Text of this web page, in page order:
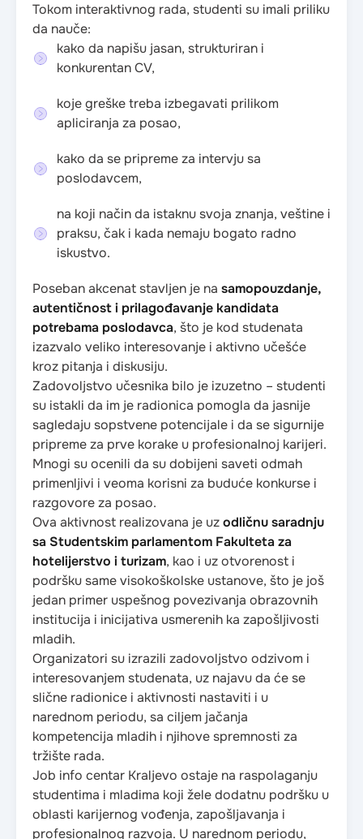
Tokom interaktivnog rada, studenti su imali priliku
da nauče:
kako da napišu jasan, strukturiran i
konkurentan CV,
koje greške treba izbegavati prilikom
apliciranja za posao,
kako da se pripreme za intervju sa
poslodavcem,
na koji način da istaknu svoja znanja, veštine i
praksu, čak i kada nemaju bogato radno
iskustvo.
Poseban akcenat stavljen je na samopouzdanje,
autentičnost i prilagođavanje kandidata
potrebama poslodavca, što je kod studenata
izazvalo veliko interesovanje i aktivno učešće
kroz pitanja i diskusiju.
Zadovoljstvo učesnika bilo je izuzetno – studenti
su istakli da im je radionica pomogla da jasnije
sagledaju sopstvene potencijale i da se sigurnije
pripreme za prve korake u profesionalnoj karijeri.
Mnogi su ocenili da su dobijeni saveti odmah
primenljivi i veoma korisni za buduće konkurse i
razgovore za posao.
Ova aktivnost realizovana je uzodličnu saradnju
sa Studentskim parlamentom Fakulteta za
hotelijerstvo i turizam, kao i uz otvorenost i
podršku same visokoškolske ustanove, što je još
jedan primer uspešnog povezivanja obrazovnih
institucija i inicijativa usmerenih ka zapošljivosti
mladih.
Organizatori su izrazili zadovoljstvo odzivom i
interesovanjem studenata, uz najavu da će se
slične radionice i aktivnosti nastaviti i u
narednom periodu, sa ciljem jačanja
kompetencija mladih i njihove spremnosti za
tržište rada.
Job info centar Kraljevo ostaje na raspolaganju
studentima i mladima koji žele dodatnu podršku u
oblasti karijernog vođenja, zapošljavanja i
profesionalnog razvoja. U narednom periodu,